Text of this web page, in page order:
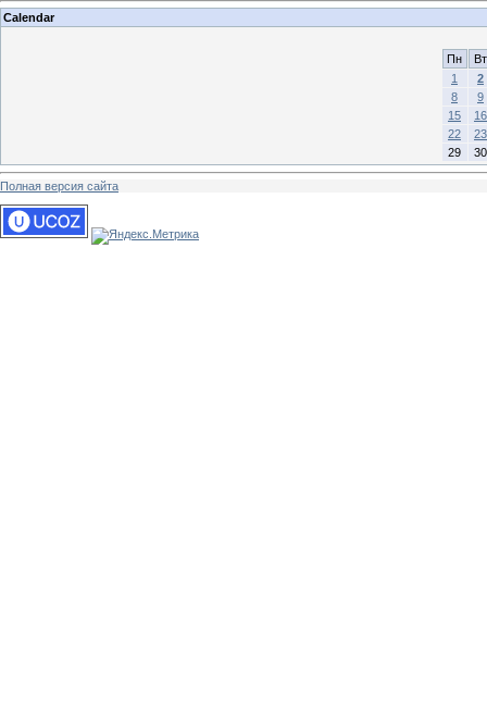
Calendar
Пн
Вт
1
2
8
9
15
16
22
23
29
30
Полная версия сайта